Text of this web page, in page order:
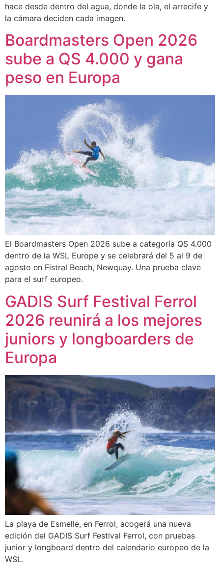
hace desde dentro del agua, donde la ola, el arrecife y
la cámara deciden cada imagen.
Boardmasters Open 2026
sube a QS 4.000 y gana
peso en Europa
El Boardmasters Open 2026 sube a categoría QS 4.000
dentro de la WSL Europe y se celebrará del 5 al 9 de
agosto en Fistral Beach, Newquay. Una prueba clave
para el surf europeo.
GADIS Surf Festival Ferrol
2026 reunirá a los mejores
juniors y longboarders de
Europa
La playa de Esmelle, en Ferrol, acogerá una nueva
edición del GADIS Surf Festival Ferrol, con pruebas
junior y longboard dentro del calendario europeo de la
WSL.